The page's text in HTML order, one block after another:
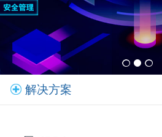
解决方案